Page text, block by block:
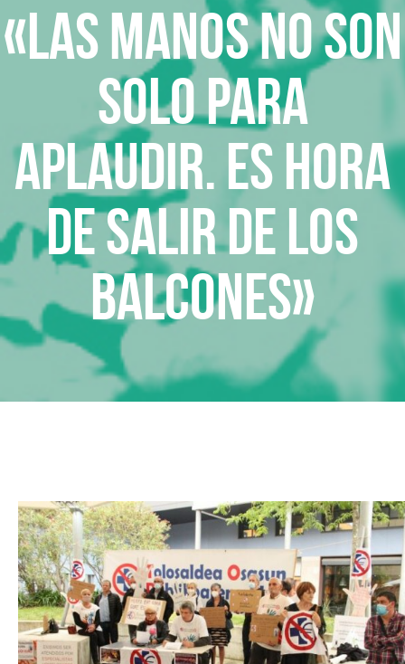
«Las manos no son
solo para
aplaudir. Es hora
de salir de los
balcones»